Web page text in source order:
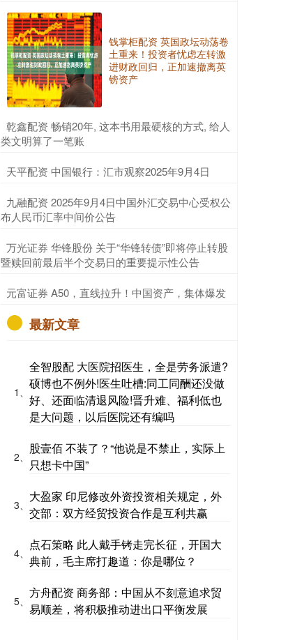
钱掌柜配资 英国政坛动荡卷
土重来！投资者忧虑左转激
进财政回归，正加速撤离英
镑资产
​乾鑫配资 畅销20年, 这本书用最硬核的方式, 给人
类文明算了一笔账
​天平配资 中国银行：汇市观察2025年9月4日
​九融配资 2025年9月4日中国外汇交易中心受权公
布人民币汇率中间价公告
​万光证券 华锋股份 关于“华锋转债”即将停止转股
暨赎回前最后半个交易日的重要提示性公告
​元富证券 A50，直线拉升！中国资产，集体爆发
最新文章
1、
全智股配 大医院招医生，全是劳务派遣?
硕博也不例外!医生吐槽:同工同酬还没做
好、还面临清退风险!晋升难、福利低也
是大问题，以后医院还有编吗
2、
股壹佰 不装了？“他说是不禁止，实际上
只想卡中国”
3、
大盈家 印尼修改外资投资相关规定，外
交部：双方经贸投资合作是互利共赢
4、
点石策略 此人戴手铐走完长征，开国大
典前，毛主席打趣道：你是哪位？
5、
方舟配资 商务部：中国从不刻意追求贸
易顺差，将积极推动进出口平衡发展